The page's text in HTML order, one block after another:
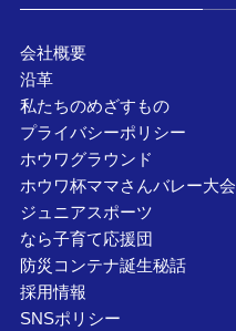
会社概要
沿革
私たちのめざすもの
プライバシーポリシー
ホウワグラウンド
ホウワ杯ママさんバレー大会
ジュニアスポーツ
なら子育て応援団
防災コンテナ誕生秘話
採用情報
SNSポリシー